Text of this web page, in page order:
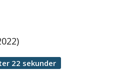
22 sekunder